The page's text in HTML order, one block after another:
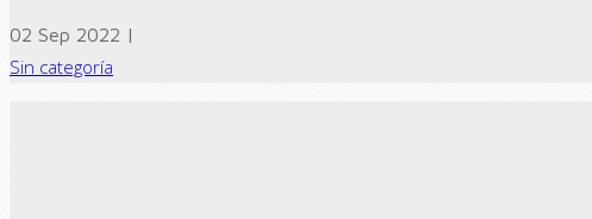
02 Sep 2022 |
Sin categoría